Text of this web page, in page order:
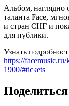
Альбом, наглядно
таланта Face,
и стран СНГ и
для публики.
Узнать
https://
1900/#tickets